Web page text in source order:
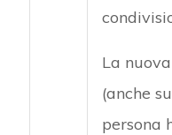
La
(anche
persona